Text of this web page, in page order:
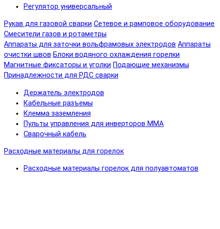
Регулятор универсальный
Рукав для газовой сварки Сетевое и рамповое оборудование
Смесители газов и ротаметры
Аппараты для заточки вольфрамовых электродов Аппараты
очистки швов Блоки водяного охлаждения горелки
Магнитные фиксаторы и уголки Подающие механизмы
Принадлежности для РДС сварки
Держатель электродов
Кабельные разъемы
Клемма заземления
Пульты управления для инверторов MMA
Сварочный кабель
Расходные материалы для горелок
Расходные материалы горелок для полуавтоматов